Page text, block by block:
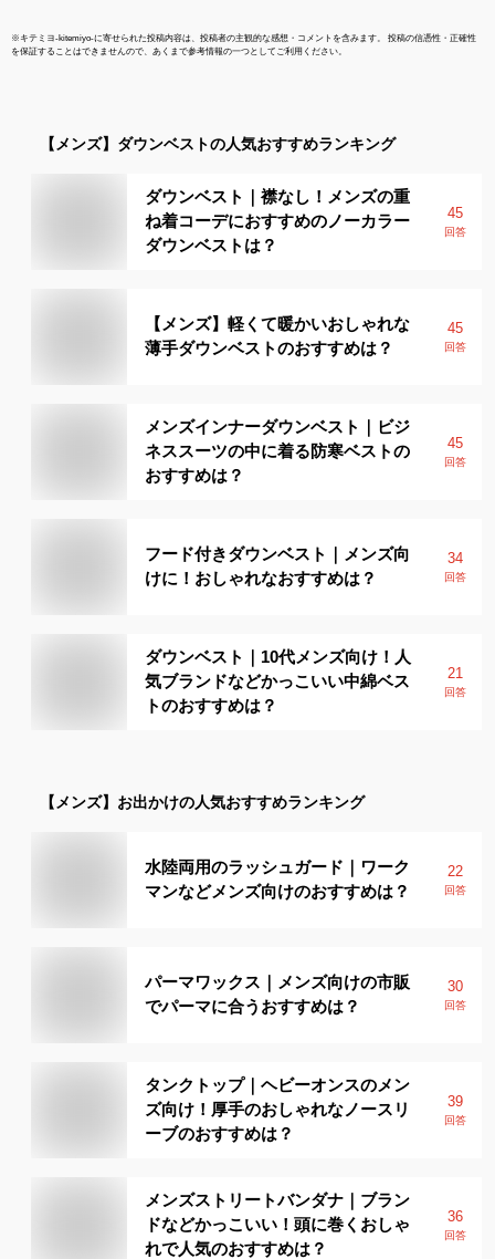
※キテミヨ-kitemiyo-に寄せられた投稿内容は、投稿者の主観的な感想・コメントを含みます。 投稿の信憑性・正確性
を保証することはできませんので、あくまで参考情報の一つとしてご利用ください。
【メンズ】 ダウンベストの人気おすすめランキング
ダウンベスト｜襟なし！メンズの重
ね着コーデにおすすめのノーカラー
ダウンベストは？
45
回答
【メンズ】軽くて暖かいおしゃれな
薄手ダウンベストのおすすめは？
45
回答
メンズインナーダウンベスト｜ビジ
ネススーツの中に着る防寒ベストの
おすすめは？
45
回答
フード付きダウンベスト｜メンズ向
けに！おしゃれなおすすめは？
34
回答
ダウンベスト｜10代メンズ向け！人
気ブランドなどかっこいい中綿ベス
トのおすすめは？
21
回答
【メンズ】 お出かけの人気おすすめランキング
水陸両用のラッシュガード｜ワーク
マンなどメンズ向けのおすすめは？
22
回答
パーマワックス｜メンズ向けの市販
でパーマに合うおすすめは？
30
回答
タンクトップ｜ヘビーオンスのメン
ズ向け！厚手のおしゃれなノースリ
ーブのおすすめは？
39
回答
メンズストリートバンダナ｜ブラン
ドなどかっこいい！頭に巻くおしゃ
れで人気のおすすめは？
36
回答